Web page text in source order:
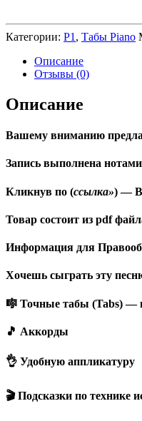
Категории: P1 , Табы Piano
Описание
Отзывы (0)
Описание
Вашему вниманию
Запись выполнена
Кликнув по (ссылка») —
Товар состоит из pdf
Информация для
Хочешь сыграть эту
🎼 Точные табы (Tabs)—
🎵 Аккорды
👌 Удобную аппликатуру
🎬 Подсказки по технике